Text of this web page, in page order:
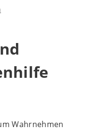
Wahrnehmen